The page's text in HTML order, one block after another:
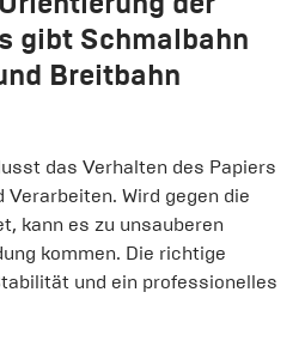
gibt Schmalbahn
Breitbahn
das Verhalten des Papiers
Verarbeiten. Wird gegen die
kann es zu unsauberen
kommen. Die richtige
und ein professionelles